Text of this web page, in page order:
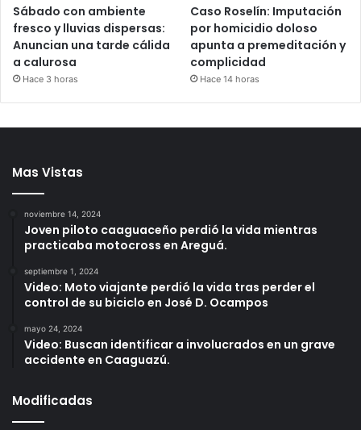
Sábado con ambiente
fresco y lluvias dispersas:
Anuncian una tarde cálida
a calurosa
Hace 3 horas
Caso Roselín: Imputación
por homicidio doloso
apunta a premeditación y
complicidad
Hace 14 horas
Mas Vistas
noviembre 14, 2024
Joven piloto caaguaceño perdió la vida mientras
practicaba motocross en Areguá.
septiembre 1, 2024
Video: Moto viajante perdió la vida tras perder el
control de su biciclo en José D. Ocampos
mayo 24, 2024
Video: Buscan identificar a involucrados en un grave
accidente en Caaguazú.
Modificadas